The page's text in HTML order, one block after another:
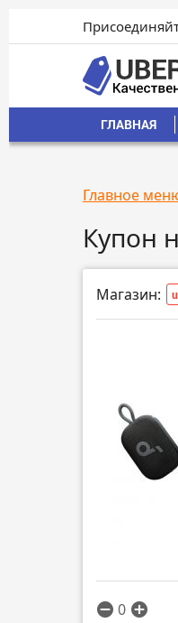
ГЛАВНАЯ
Главное
Купон
Магазин:
0